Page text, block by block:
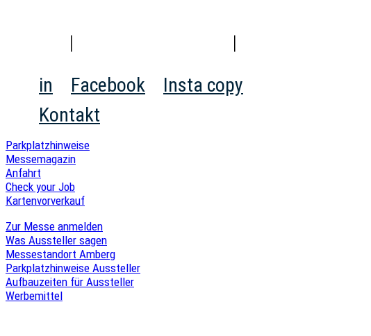
| |
in
Facebook
Insta copy
Kontakt
Parkplatzhinweise
Messemagazin
Anfahrt
Check your Job
Kartenvorverkauf
Zur Messe anmelden
Was Aussteller sagen
Messestandort Amberg
Parkplatzhinweise Aussteller
Aufbauzeiten für Aussteller
Werbemittel